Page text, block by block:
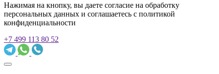
Нажимая на кнопку, вы даете согласие на обработку
персональных данных и соглашаетесь c политикой
конфиденциальности
+7 499 113 80 52